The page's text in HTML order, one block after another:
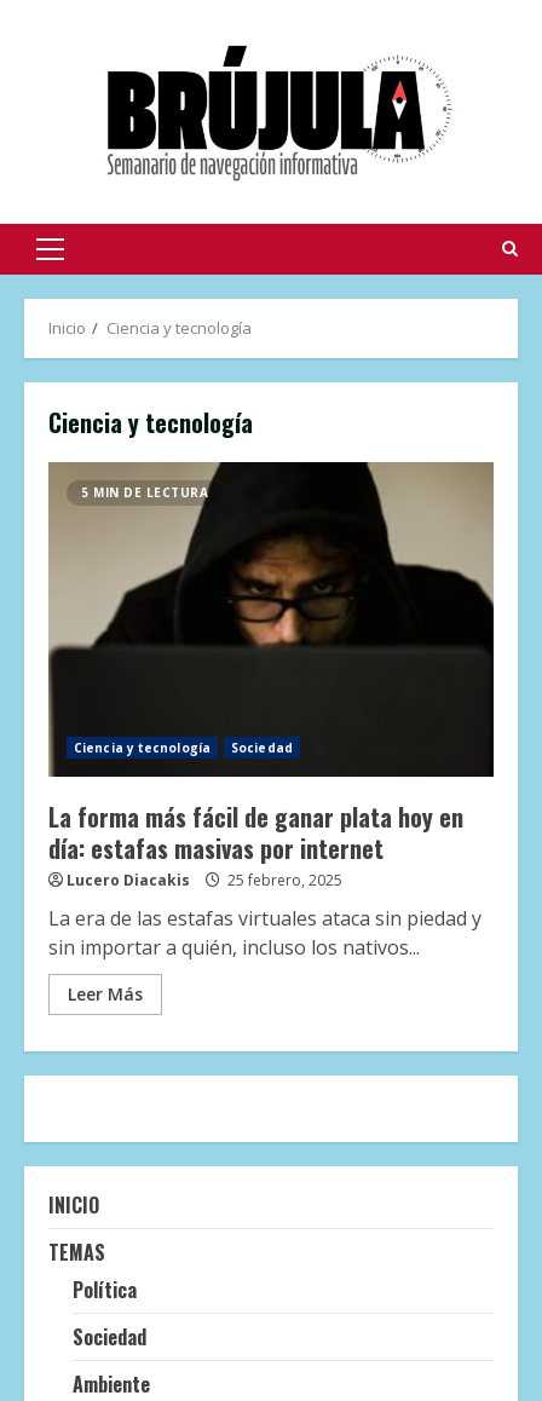
Inicio Ciencia y tecnología
Ciencia y tecnología
5 MIN DE LECTURA
Ciencia y tecnología Sociedad
La forma más fácil de ganar plata hoy en
día: estafas masivas por internet
Lucero Diacakis 25 febrero, 2025
La era de las estafas virtuales ataca sin piedad y
sin importar a quién, incluso los nativos...
Leer Más
INICIO
TEMAS
Política
Sociedad
Ambiente